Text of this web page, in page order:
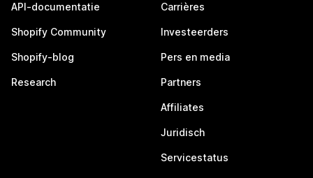
API-documentatie
Shopify Community
Shopify-blog
Research
Carrières
Investeerders
Pers en media
Partners
Affiliates
Juridisch
Servicestatus